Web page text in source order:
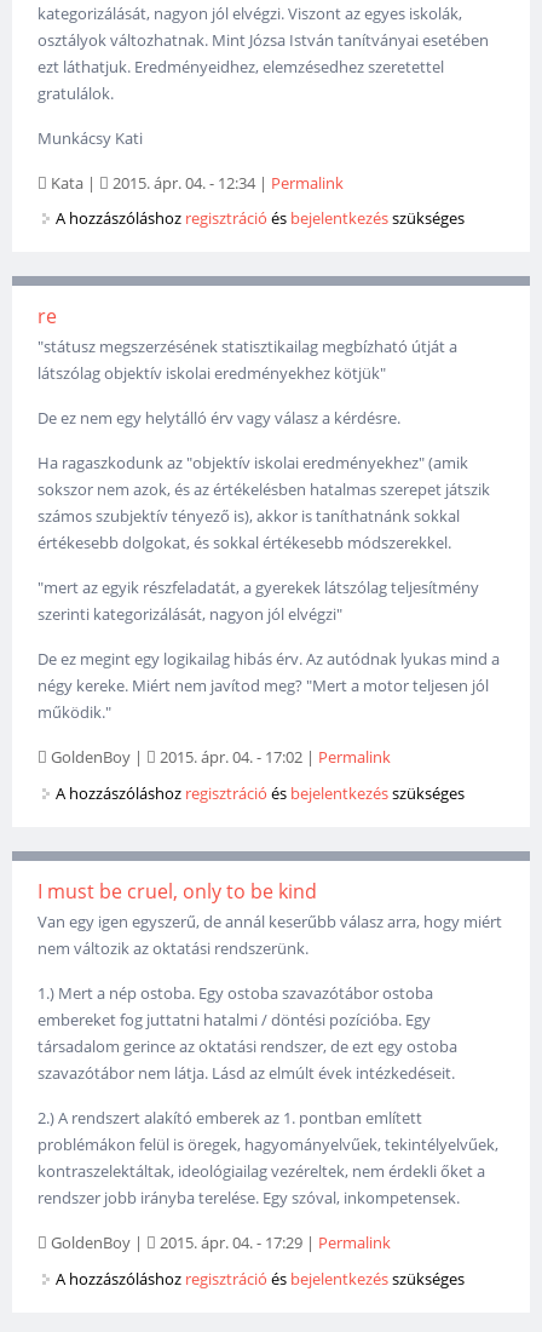
kategorizálását, nagyon jól elvégzi. Viszont az egyes iskolák,
osztályok változhatnak. Mint Józsa István tanítványai esetében
ezt láthatjuk. Eredményeidhez, elemzésedhez szeretettel
gratulálok.
Munkácsy Kati
Kata | 2015. ápr. 04. - 12:34| Permalink
A hozzászóláshoz regisztráció és bejelentkezésszükséges
re
"státusz megszerzésének statisztikailag megbízható útját a
látszólag objektív iskolai eredményekhez kötjük"
De ez nem egy helytálló érv vagy válasz a kérdésre.
Ha ragaszkodunk az "objektív iskolai eredményekhez" (amik
sokszor nem azok, és az értékelésben hatalmas szerepet játszik
számos szubjektív tényező is), akkor is taníthatnánk sokkal
értékesebb dolgokat, és sokkal értékesebb módszerekkel.
"mert az egyik részfeladatát, a gyerekek látszólag teljesítmény
szerinti kategorizálását, nagyon jól elvégzi"
De ez megint egy logikailag hibás érv. Az autódnak lyukas mind a
négy kereke. Miért nem javítod meg? "Mert a motor teljesen jól
működik."
GoldenBoy | 2015. ápr. 04. - 17:02 | Permalink
A hozzászóláshoz regisztráció és bejelentkezésszükséges
I must be cruel, only to be kind
Van egy igen egyszerű, de annál keserűbb válasz arra, hogy miért
nem változik az oktatási rendszerünk.
1.) Mert a nép ostoba. Egy ostoba szavazótábor ostoba
embereket fog juttatni hatalmi / döntési pozícióba. Egy
társadalom gerince az oktatási rendszer, de ezt egy ostoba
szavazótábor nem látja. Lásd az elmúlt évek intézkedéseit.
2.) A rendszert alakító emberek az 1. pontban említett
problémákon felül is öregek, hagyományelvűek, tekintélyelvűek,
kontraszelektáltak, ideológiailag vezéreltek, nem érdekli őket a
rendszer jobb irányba terelése. Egy szóval, inkompetensek.
GoldenBoy | 2015. ápr. 04. - 17:29 | Permalink
A hozzászóláshoz regisztráció és bejelentkezésszükséges